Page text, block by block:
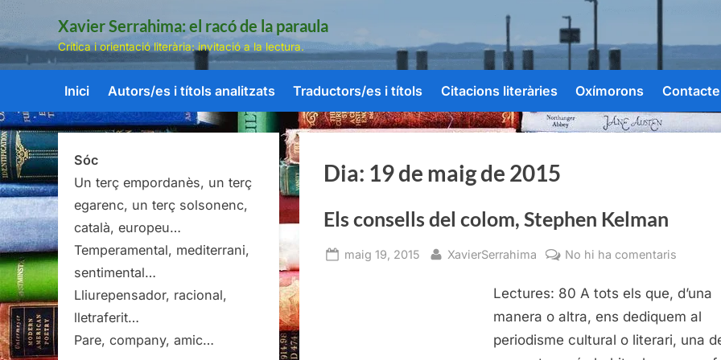
Skip
content
Xavier Serrahima: el racó de la paraula
Crítica i orientació literària: invitació a la lectura.
Inici Autors/es i títols analitzats Traductors/es i títols Citacions literàries Oxímorons Contacte
Dia: 19 de maig de 2015
Els consells del colom, Stephen Kelman
Posted
maig 19, 2015 By
XavierSerrahima No hi ha comentaris
consells
del
colom,
Lectures: 80 A tots els que, d’una
manera o altra, ens dediquem al
periodisme cultural o literari, una
Sóc
Un terç empordanès, un terç
egarenc, un terç solsonenc,
català, europeu…
Temperamental, mediterrani,
sentimental…
Lliurepensador, racional,
lletraferit…
Pare, company, amic…